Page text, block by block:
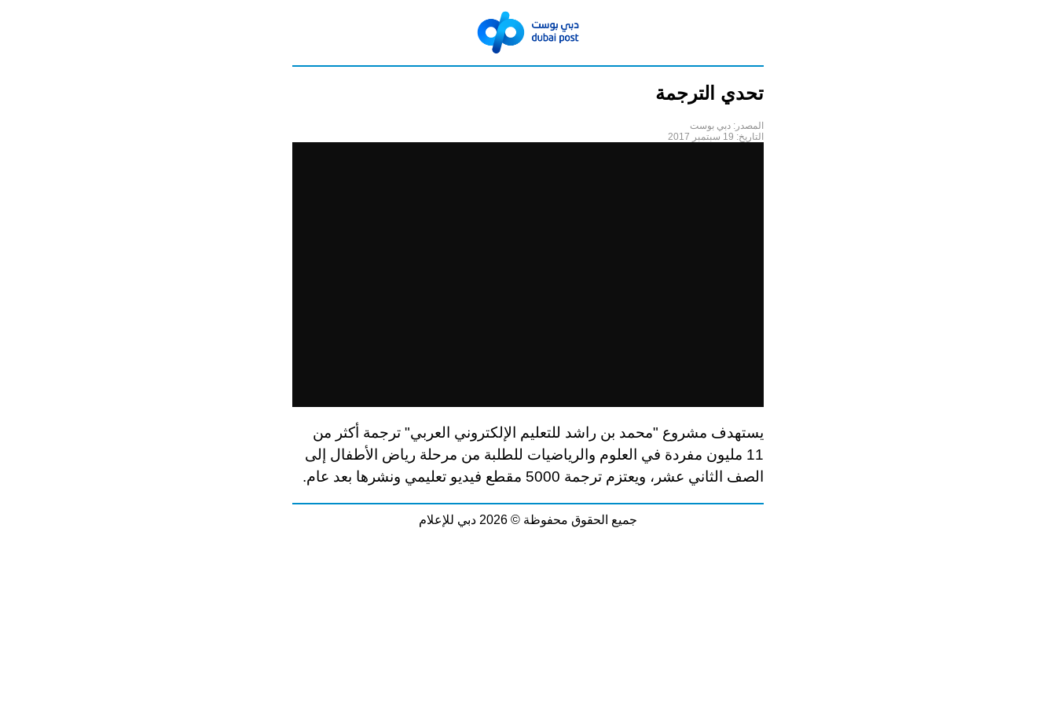
تحدي الترجمة
المصدر: دبي بوست
التاريخ: 19 سبتمبر 2017
يستهدف مشروع "محمد بن راشد للتعليم الإلكتروني العربي" ترجمة أكثر من
11 مليون مفردة في العلوم والرياضيات للطلبة من مرحلة رياض الأطفال إلى
الصف الثاني عشر، ويعتزم ترجمة 5000 مقطع فيديو تعليمي ونشرها بعد عام
.
جميع الحقوق محفوظة © 2026 دبي للإعلام